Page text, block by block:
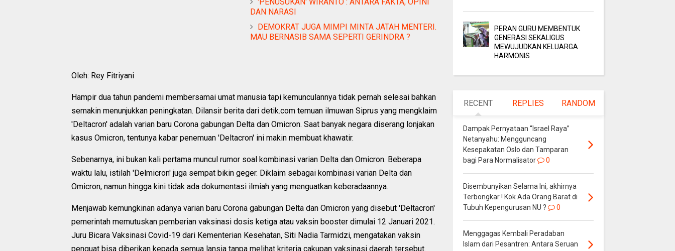
DAN NARASI
DEMOKRAT JUGA MIMPI MINTA JATAH MENTERI.
MAU BERNASIB SAMA SEPERTI GERINDRA ?
Oleh: Rey Fitriyani
Hampir dua tahun pandemi membersamai umat manusia tapi kemunculannya tidak pernah selesai bahkan
semakin menunjukkan peningkatan. Dilansir berita dari detik.com temuan ilmuwan Siprus yang mengklaim
'Deltacron' adalah varian baru Corona gabungan Delta dan Omicron. Saat banyak negara diserang lonjakan
kasus Omicron, tentunya kabar penemuan 'Deltacron' ini makin membuat khawatir.
Sebenarnya, ini bukan kali pertama muncul rumor soal kombinasi varian Delta dan Omicron. Beberapa
waktu lalu, istilah 'Delmicron' juga sempat bikin geger. Diklaim sebagai kombinasi varian Delta dan
Omicron, namun hingga kini tidak ada dokumentasi ilmiah yang menguatkan keberadaannya.
Menjawab kemungkinan adanya varian baru Corona gabungan Delta dan Omicron yang disebut 'Deltacron'
pemerintah memutuskan pemberian vaksinasi dosis ketiga atau vaksin booster dimulai 12 Januari 2021.
Juru Bicara Vaksinasi Covid-19 dari Kementerian Kesehatan, Siti Nadia Tarmidzi, mengatakan vaksin
penguat bisa diberikan kepada semua lansia tanpa melihat kriteria cakupan vaksinasi daerah tersebut.
PERAN GURU MEMBENTUK
GENERASI SEKALIGUS
MEWUJUDKAN KELUARGA
HARMONIS
RECENT REPLIES RANDOM
Dampak Pernyataan “Israel Raya”
Netanyahu: Mengguncang
Kesepakatan Oslo dan Tamparan
bagi Para Normalisator
0
Disembunyikan Selama Ini, akhirnya
Terbongkar ! Kok Ada Orang Barat di
Tubuh Kepengurusan NU ?
0
Menggagas Kembali Peradaban
Islam dari Pesantren: Antara Seruan